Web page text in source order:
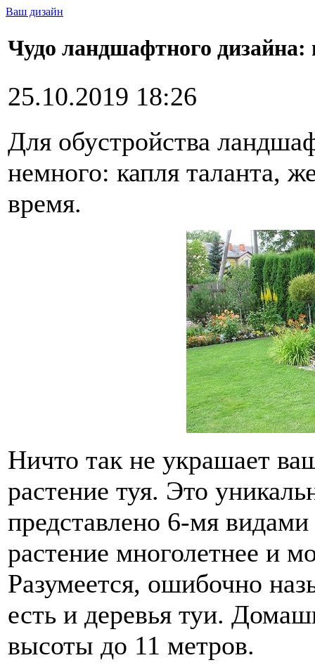
Ваш дизайн
Чудо ландшафтного дизайна:
25.10.2019 18:26
Для обустройства
немного: капля таланта,
время.
Ничто так не украшает
растение туя. Это
представлено 6-мя
растение многолетнее и
Разумеется, ошибочно
есть и деревья туи.
высоты до 11 метров.